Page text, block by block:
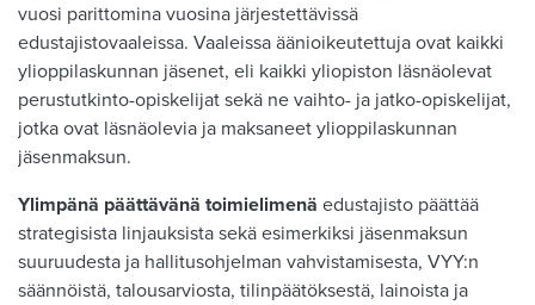
vuosi parittomina vuosina järjestettävissä
edustajistovaaleissa. Vaaleissa äänioikeutettuja ovat kaikki
ylioppilaskunnan jäsenet, eli kaikki yliopiston läsnäolevat
perustutkinto-opiskelijat sekä ne vaihto- ja jatko-opiskelijat,
jotka ovat läsnäolevia ja maksaneet ylioppilaskunnan
jäsenmaksun.
Ylimpänä päättävänä toimielimenä edustajisto päättää
strategisista linjauksista sekä esimerkiksi jäsenmaksun
suuruudesta ja hallitusohjelman vahvistamisesta, VYY:n
säännöistä, talousarviosta, tilinpäätöksestä, lainoista ja